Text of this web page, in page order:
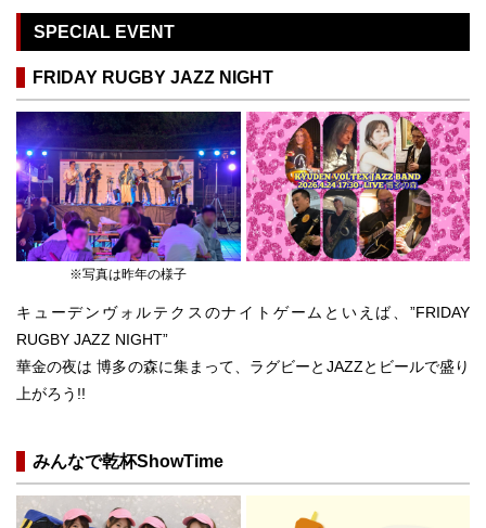
SPECIAL EVENT
FRIDAY RUGBY JAZZ NIGHT
※写真は昨年の様子
キューデンヴォルテクスのナイトゲームといえば、”FRIDAY
RUGBY JAZZ NIGHT”
華金の夜は 博多の森に集まって、ラグビーとJAZZとビールで盛り
上がろう!!
みんなで乾杯ShowTime